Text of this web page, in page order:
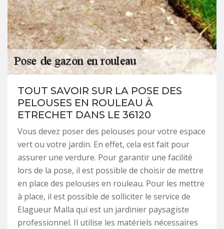
TOUT SAVOIR SUR LA POSE DES
PELOUSES EN ROULEAU À
ETRECHET DANS LE 36120
Vous devez poser des pelouses pour votre espace
vert ou votre jardin. En effet, cela est fait pour
assurer une verdure. Pour garantir une facilité
lors de la pose, il est possible de choisir de mettre
en place des pelouses en rouleau. Pour les mettre
à place, il est possible de solliciter le service de
Elagueur Malla qui est un jardinier paysagiste
professionnel. Il utilise les matériels nécessaires